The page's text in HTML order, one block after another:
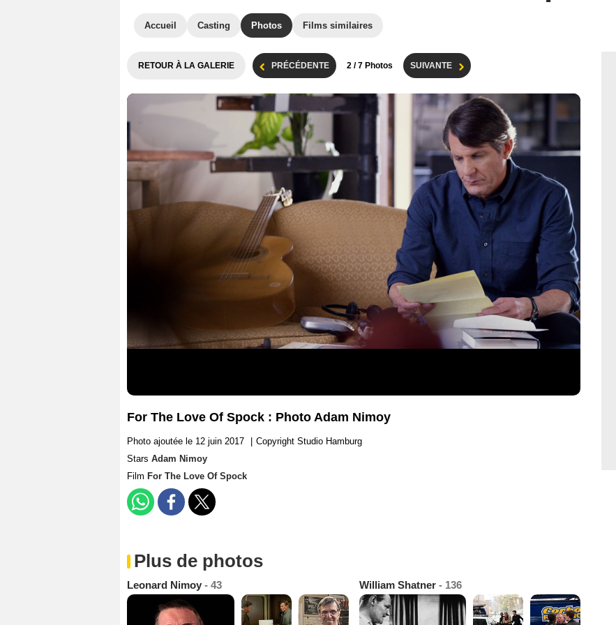
Accueil Casting Photos Films similaires
RETOUR À LA GALERIE PRÉCÉDENTE 2 / 7 Photos SUIVANTE
For The Love Of Spock : Photo Adam Nimoy
Photo ajoutée le 12 juin 2017
Copyright Studio Hamburg
Stars Adam Nimoy
Film For The Love Of Spock
Plus de photos
Leonard Nimoy - 43 William Shatner - 136